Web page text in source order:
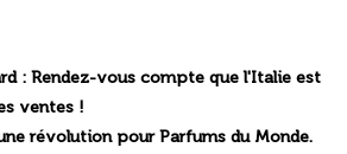
: Rendez-vous compte que l'Italie est
ventes !
révolution pour Parfums du Monde.